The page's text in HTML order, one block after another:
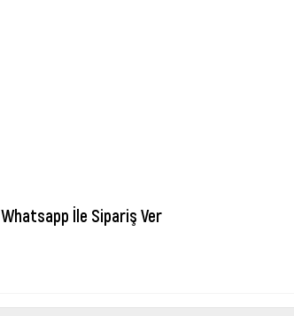
Whatsapp İle Sipariş Ver